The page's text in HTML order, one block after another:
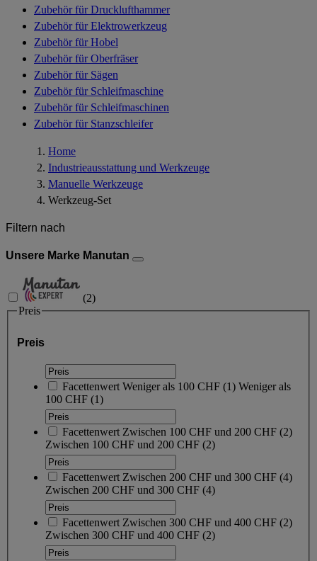
Zubehör für Drucklufthammer
Zubehör für Elektrowerkzeug
Zubehör für Hobel
Zubehör für Oberfräser
Zubehör für Sägen
Zubehör für Schleifmaschine
Zubehör für Schleifmaschinen
Zubehör für Stanzschleifer
Home
Industrieausstattung und Werkzeuge
Manuelle Werkzeuge
Werkzeug-Set
Filtern nach
Unsere Marke Manutan
(2)
Preis
Preis
Facettenwert Weniger als 100 CHF (1) Weniger als
100 CHF (1)
Facettenwert Zwischen 100 CHF und 200 CHF (2)
Zwischen 100 CHF und 200 CHF (2)
Facettenwert Zwischen 200 CHF und 300 CHF (4)
Zwischen 200 CHF und 300 CHF (4)
Facettenwert Zwischen 300 CHF und 400 CHF (2)
Zwischen 300 CHF und 400 CHF (2)